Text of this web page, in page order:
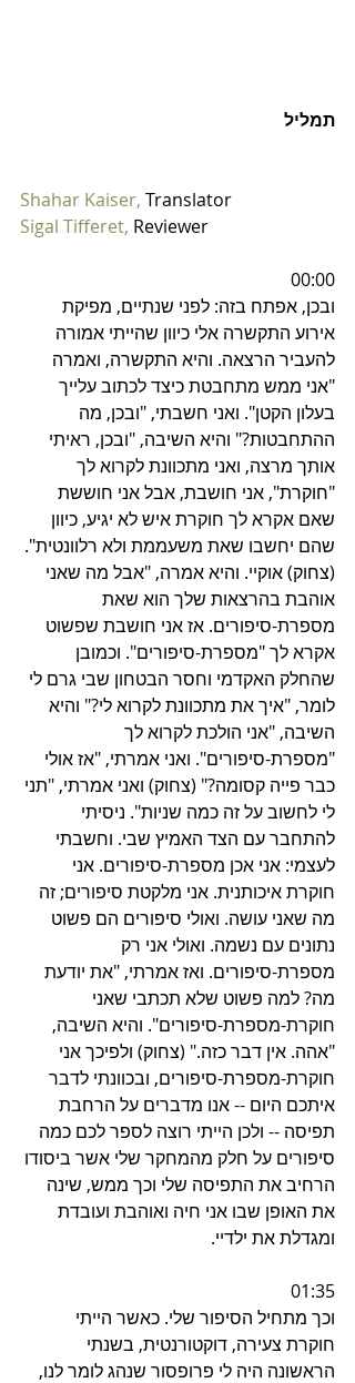
תמליל
Shahar Kaiser, Translator
Sigal Tifferet, Reviewer
00:00
ובכן, אפתח בזה: לפני שנתיים, מפיקת
אירוע התקשרה אלי כיוון שהייתי אמורה
להעביר הרצאה. והיא התקשרה, ואמרה
"אני ממש מתחבטת כיצד לכתוב עלייך
בעלון הקטן". ואני חשבתי, "ובכן, מה
ההתחבטות?" והיא השיבה, "ובכן, ראיתי
אותך מרצה, ואני מתכוונת לקרוא לך
"חוקרת", אני חושבת, אבל אני חוששת
שאם אקרא לך חוקרת איש לא יגיע, כיוון
שהם יחשבו שאת משעממת ולא רלוונטית".
(צחוק) אוקיי. והיא אמרה, "אבל מה שאני
אוהבת בהרצאות שלך הוא שאת
מספרת-סיפורים. אז אני חושבת שפשוט
אקרא לך "מספרת-סיפורים". וכמובן
שהחלק האקדמי וחסר הבטחון שבי גרם לי
לומר, "איך את מתכוונת לקרוא לי?" והיא
השיבה, "אני הולכת לקרוא לך
"מספרת-סיפורים". ואני אמרתי, "אז אולי
כבר פייה קסומה?" (צחוק) ואני אמרתי, "תני
לי לחשוב על זה כמה שניות". ניסיתי
להתחבר עם הצד האמיץ שבי. וחשבתי
לעצמי: אני אכן מספרת-סיפורים. אני
חוקרת איכותנית. אני מלקטת סיפורים; זה
מה שאני עושה. ואולי סיפורים הם פשוט
נתונים עם נשמה. ואולי אני רק
מספרת-סיפורים. ואז אמרתי, "את יודעת
מה? למה פשוט שלא תכתבי שאני
חוקרת-מספרת-סיפורים". והיא השיבה,
"אהה. אין דבר כזה." (צחוק) ולפיכך אני
חוקרת-מספרת-סיפורים, ובכוונתי לדבר
איתכם היום -- אנו מדברים על הרחבת
תפיסה -- ולכן הייתי רוצה לספר לכם כמה
סיפורים על חלק מהמחקר שלי אשר ביסודו
הרחיב את התפיסה שלי וכך ממש, שינה
את האופן שבו אני חיה ואוהבת ועובדת
ומגדלת את ילדיי.
01:35
וכך מתחיל הסיפור שלי. כאשר הייתי
חוקרת צעירה, דוקטורנטית, בשנתי
הראשונה היה לי פרופסור שנהג לומר לנו,